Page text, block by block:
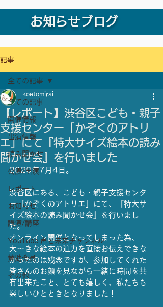
お知らせブログ
記事
全ての記事
開催情報
出演情報
読み聞かせ
公演/出演
レポート
お知らせ
講演/講座
YouTube 声と未来チャンネル
賛助会員
その他
全ての記事
【レポート】渋谷区こども・親子
支援センター「かぞくのアトリ
エ」にて『特大サイズ絵本の読み
聞かせ会』を行いました
koetomirai
2020年7月4日。
渋谷区にある、こども・親子支援センタ
ー「かぞくのアトリエ」にて、『特大サ
イズ絵本の読み聞かせ会』を行いまし
た。
オンライン開催となってしまった為、
大〜きな絵本の迫力を直接お伝えできな
かったのは残念ですが、参加してくれた
皆さんのお顔を見ながら一緒に時間を共
有出来たこと、とても嬉しく、私たちも
楽しいひとときとなりました！